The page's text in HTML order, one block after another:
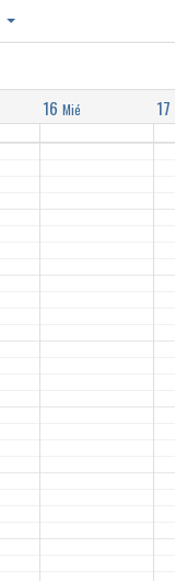
16 Mié 17